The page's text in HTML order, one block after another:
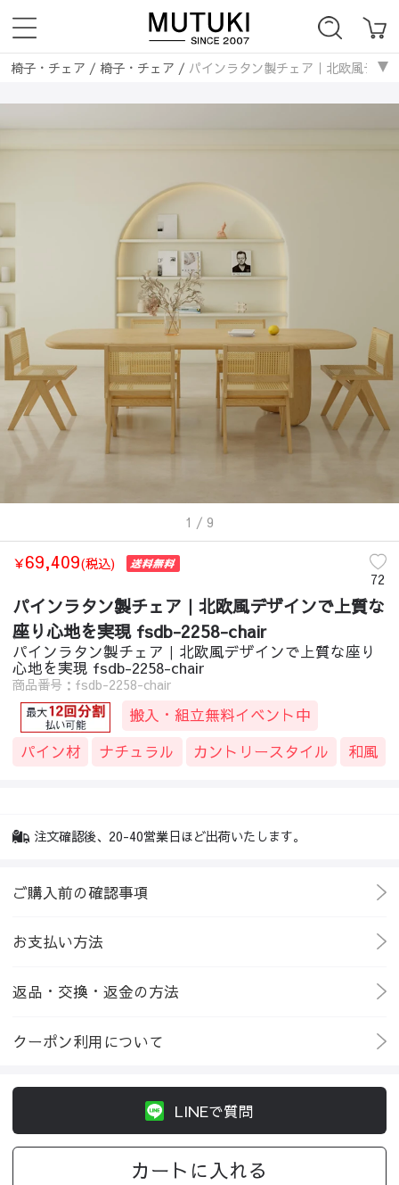
椅子・チェア / 椅子・チェア / パインラタン製チェア｜北欧風デ
1 / 9
￥69,409(税込)
72
パインラタン製チェア｜北欧風デザインで上質な
座り心地を実現 fsdb-2258-chair
パインラタン製チェア｜北欧風デザインで上質な座り
心地を実現 fsdb-2258-chair
商品番号：fsdb-2258-chair
搬入・組立無料イベント中
パイン材
ナチュラル カントリースタイル 和風
注文確認後、20-40営業日ほど出荷いたします。
ご購入前の確認事項
お支払い方法
返品・交換・返金の方法
クーポン利用について
LINEで質問
カートに入れる